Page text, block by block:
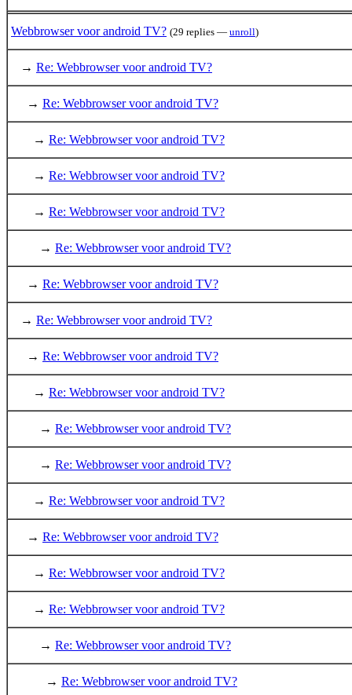
Webbrowser voor android TV? (29 replies — unroll)
→ Re: Webbrowser voor android TV?
→ Re: Webbrowser voor android TV?
→ Re: Webbrowser voor android TV?
→ Re: Webbrowser voor android TV?
→ Re: Webbrowser voor android TV?
→ Re: Webbrowser voor android TV?
→ Re: Webbrowser voor android TV?
→ Re: Webbrowser voor android TV?
→ Re: Webbrowser voor android TV?
→ Re: Webbrowser voor android TV?
→ Re: Webbrowser voor android TV?
→ Re: Webbrowser voor android TV?
→ Re: Webbrowser voor android TV?
→ Re: Webbrowser voor android TV?
→ Re: Webbrowser voor android TV?
→ Re: Webbrowser voor android TV?
→ Re: Webbrowser voor android TV?
→ Re: Webbrowser voor android TV?